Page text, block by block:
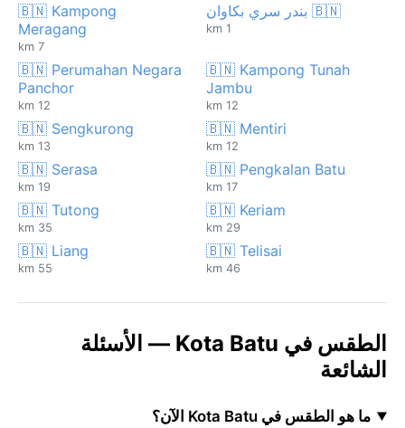
🇧🇳 بندر سري بكاوان
1 km
🇧🇳 Kampong
Meragang
7 km
🇧🇳 Kampong Tunah
Jambu
12 km
🇧🇳 Perumahan Negara
Panchor
12 km
🇧🇳 Mentiri
12 km
🇧🇳 Sengkurong
13 km
🇧🇳 Pengkalan Batu
17 km
🇧🇳 Serasa
19 km
🇧🇳 Keriam
29 km
🇧🇳 Tutong
35 km
🇧🇳 Telisai
46 km
🇧🇳 Liang
55 km
الطقس في Kota Batu — الأسئلة
الشائعة
ما هو الطقس في Kota Batu الآن؟